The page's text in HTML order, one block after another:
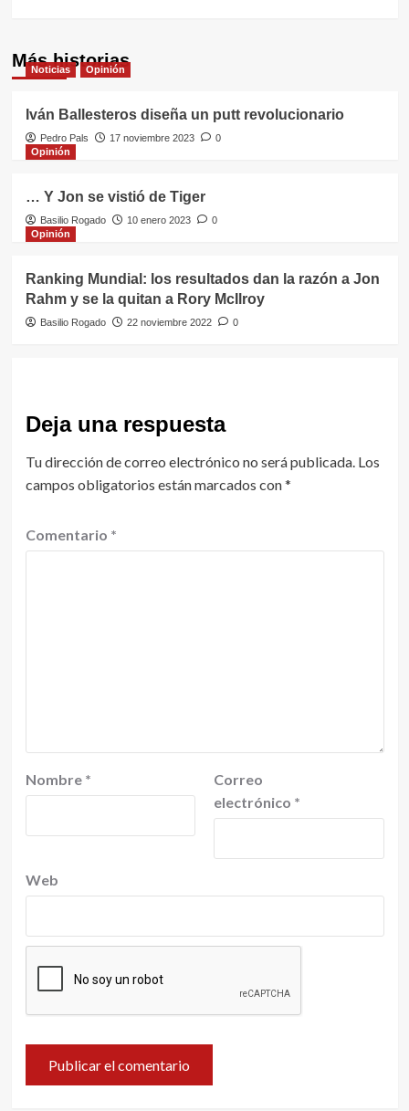
Más historias
Noticias Opinión
Iván Ballesteros diseña un putt revolucionario
Pedro Pals 17 noviembre 2023
0
Opinión
… Y Jon se vistió de Tiger
Basilio Rogado 10 enero 2023
0
Opinión
Ranking Mundial: los resultados dan la razón a Jon
Rahm y se la quitan a Rory McIlroy
Basilio Rogado 22 noviembre 2022 0
Deja una respuesta
Tu dirección de correo electrónico no será publicada. Los
campos obligatorios están marcados con*
Comentario *
Nombre *
Correo
electrónico *
Web